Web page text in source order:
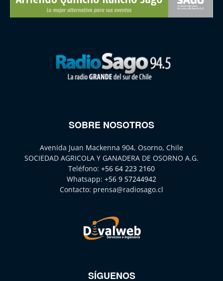
SOBRE NOSOTROS
Avenida Juan Mackenna 904, Osorno, Chile
SOCIEDAD AGRICOLA Y GANADERA DE OSORNO A.G.
Teléfono: +56 64 223 2160
Whatsapp: +56 9 57244942
Contacto: prensa@radiosago.cl
SÍGUENOS